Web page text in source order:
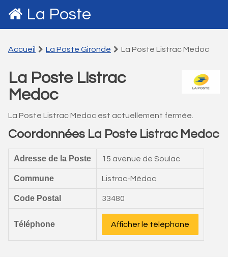
La Poste
Accueil La Poste Gironde La Poste Listrac Medoc
La Poste Listrac
Medoc
La Poste Listrac Medoc est actuellement fermée.
Coordonnées La Poste Listrac Medoc
Adresse de la Poste 15 avenue de Soulac
Commune Listrac-Médoc
Code Postal 33480
Téléphone Afficher le téléphone